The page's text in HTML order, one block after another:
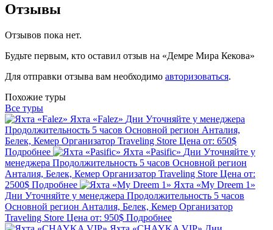
Отзывы
Отзывов пока нет.
Будьте первым, кто оставил отзыв на «Демре Мира Кекова»
Для отправки отзыва вам необходимо авторизоваться.
Похожие туры
Все туры
Яхта «Falez» Дни Уточняйте у менеджера
Продолжительность 5 часов Основной регион Анталия,
Белек, Кемер Организатор Traveling Store Цена от: 650$
Подробнее
Яхта «Pasific» Дни Уточняйте у
менеджера Продолжительность 5 часов Основной регион
Анталия, Белек, Кемер Организатор Traveling Store Цена от:
2500$ Подробнее
Яхта «My Dreem 1»
Дни Уточняйте у менеджера Продолжительность 5 часов
Основной регион Анталия, Белек, Кемер Организатор
Traveling Store Цена от: 950$ Подробнее